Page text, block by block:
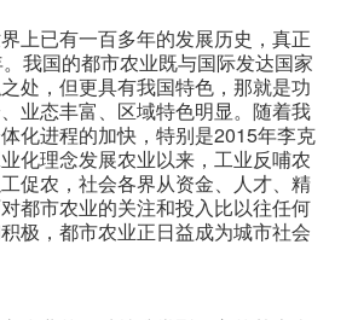
已有一百多年的发展历史，真正
我国的都市农业既与国际发达国家
处，但更具有我国特色，那就是功
业态丰富、区域特色明显。随着我
化进程的加快，特别是2015年李克
化理念发展农业以来，工业反哺农
促农，社会各界从资金、人才、精
都市农业的关注和投入比以往任何
极，都市农业正日益成为城市社会